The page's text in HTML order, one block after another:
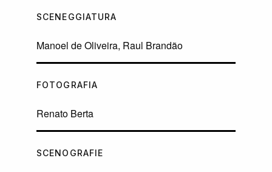
SCENEGGIATURA
Manoel de Oliveira, Raul Brandão
FOTOGRAFIA
Renato Berta
SCENOGRAFIE